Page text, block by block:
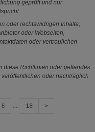
geprüft und nur
oder rechtswidrigen Inhalte,
oder Webseiten,
oder vertraulichen
diese Richtlinien oder geltendes
oder nachträglich
6 .... 18 >